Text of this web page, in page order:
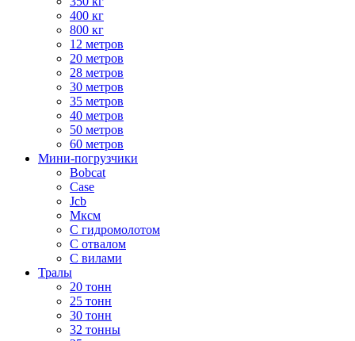
400 кг
800 кг
12 метров
20 метров
28 метров
30 метров
35 метров
40 метров
50 метров
60 метров
Мини-погрузчики
Bobcat
Case
Jcb
Мксм
С гидромолотом
С отвалом
С вилами
Тралы
20 тонн
25 тонн
30 тонн
32 тонны